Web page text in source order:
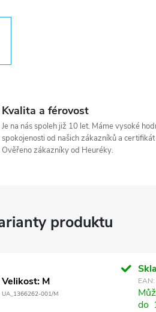
Kvalita a férovost
Je na nás spoleh již 10 let. Máme vysoké
spokojenosti od našich zákazníků a certifikát
Ověřeno zákazníky od Heuréky.
Velikost: M
UA_1366262-001/M
EAN:
do